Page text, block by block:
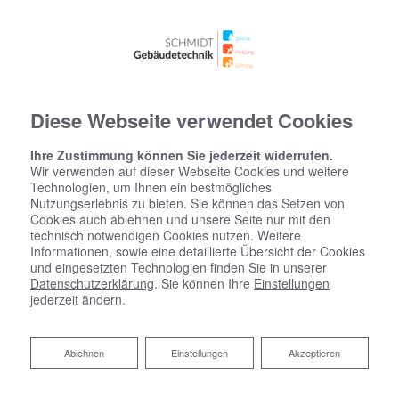
»Bad» Badinspiration & Musterbäder Luxus-Bad 15,9 ㎡
Diese Webseite verwendet Cookies
Ihre Zustimmung können Sie jederzeit widerrufen.
Wir verwenden auf dieser Webseite Cookies und weitere
Technologien, um Ihnen ein bestmögliches
Nutzungserlebnis zu bieten. Sie können das Setzen von
Cookies auch ablehnen und unsere Seite nur mit den
technisch notwendigen Cookies nutzen. Weitere
Informationen, sowie eine detaillierte Übersicht der Cookies
und eingesetzten Technologien finden Sie in unserer
Datenschutzerklärung. Sie können Ihre Einstellungen
jederzeit ändern.
Akzeptieren
Einstellungen
Ablehnen
Ablehnen